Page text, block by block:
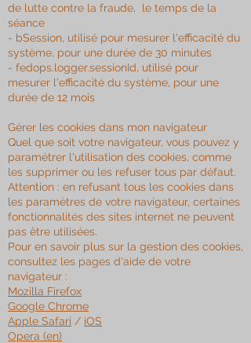
de lutte contre la fraude, le temps de la
séance
- bSession, utilisé pour mesurer l'efficacité du
système, pour une durée de 30 minutes
- fedops.logger.sessionId, utilisé pour
mesurer l'efficacité du système, pour une
durée de 12 mois
Gérer les cookies dans mon navigateur
Quel que soit votre navigateur, vous pouvez y
paramétrer l'utilisation des cookies, comme
les supprimer ou les refuser tous par défaut.
Attention : en refusant tous les cookies dans
les paramètres de votre navigateur, certaines
fonctionnalités des sites internet ne peuvent
pas être utilisées.
Pour en savoir plus sur la gestion des cookies,
consultez les pages d'aide de votre
navigateur :
Mozilla Firefox
Google Chrome
Apple Safari / iOS
Opera (en)